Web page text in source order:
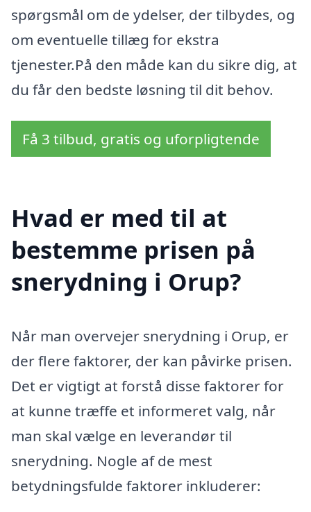
spørgsmål om de ydelser, der tilbydes, og
om eventuelle tillæg for ekstra
tjenester.På den måde kan du sikre dig, at
du får den bedste løsning til dit behov.
Få 3 tilbud, gratis og uforpligtende
Hvad er med til at
bestemme prisen på
snerydning i Orup?
Når man overvejer snerydning i Orup, er
der flere faktorer, der kan påvirke prisen.
Det er vigtigt at forstå disse faktorer for
at kunne træffe et informeret valg, når
man skal vælge en leverandør til
snerydning. Nogle af de mest
betydningsfulde faktorer inkluderer: